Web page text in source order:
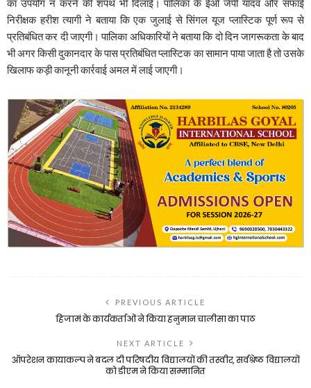
निरीक्षक हरीश त्यागी ने बताया कि एक जुलाई से सिंगल यूज प्लास्टिक पूर्ण रूप से
प्रतिबंधित कर दी जाएगी। पालिका अधिकारियों ने बताया कि दो दिन जागरूकता के बाद
भी अगर किसी दुकानदार के पास प्रतिबंधित प्लास्टिक का सामान पाया जाता है तो उसके
खिलाफ कड़ी कानूनी कार्रवाई अमल में लाई जाएगी।
PREVIOUS ARTICLE
हिजामं के कार्यकर्ताओं ने किया हनुमान चालीसा का पाठ
NEXT ARTICLE
ऑपरेशन कायाकल्प ने बदल दी परिषदीय विद्यालयों की तस्वीर, सर्वश्रेष्ठ विद्यालयों
को डीएम ने किया सम्मानित